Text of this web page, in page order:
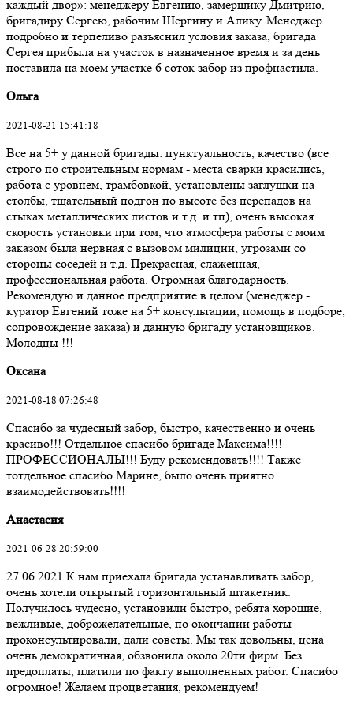
каждый двор»: менеджеру Евгению, замерщику Дмитрию,
бригадиру Сергею, рабочим Шергину и Алику. Менеджер
подробно и терпеливо разъяснил условия заказа, бригада
Сергея прибыла на участок в назначенное время и за день
поставила на моем участке 6 соток забор из профнастила.
Ольга
2021-08-21 15:41:18
Все на 5+ у данной бригады: пунктуальность, качество (все
строго по строительным нормам - места сварки красились,
работа с уровнем, трамбовкой, установлены заглушки на
столбы, тщательный подгон по высоте без перепадов на
стыках металлических листов и т.д. и тп), очень высокая
скорость установки при том, что атмосфера работы с моим
заказом была нервная с вызовом милиции, угрозами со
стороны соседей и т.д. Прекрасная, слаженная,
профессиональная работа. Огромная благодарность.
Рекомендую и данное предприятие в целом (менеджер -
куратор Евгений тоже на 5+ консультации, помощь в подборе,
сопровождение заказа) и данную бригаду установщиков.
Молодцы !!!
Оксана
2021-08-18 07:26:48
Спасибо за чудесный забор, быстро, качественно и очень
красиво!!! Отдельное спасибо бригаде Максима!!!!
ПРОФЕССИОНАЛЫ!!! Буду рекомендовать!!!! Также
тотдельное спасибо Марине, было очень приятно
взаимодействовать!!!!
Анастасия
2021-06-28 20:59:00
27.06.2021 К нам приехала бригада устанавливать забор,
очень хотели открытый горизонтальный штакетник.
Получилось чудесно, установили быстро, ребята хорошие,
вежливые, доброжелательные, по окончании работы
проконсультировали, дали советы. Мы так довольны, цена
очень демократичная, обзвонила около 20ти фирм. Без
предоплаты, платили по факту выполненных работ. Спасибо
огромное! Желаем процветания, рекомендуем!